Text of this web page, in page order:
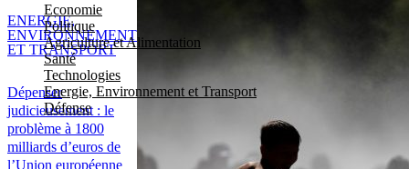
Economie
Politique
Agriculture et Alimentation
Santé
Technologies
Energie, Environnement et Transport
Défense
Dépenser
judicieusement : le
problème à 1800
milliards d’euros de
l’Union européenne
ENERGIE,
ENVIRONNEMENT
ET TRANSPORT